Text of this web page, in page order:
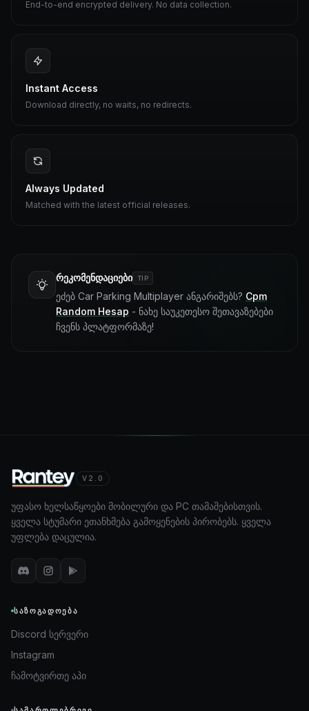
End-to-end encrypted delivery. No data collection.
Instant Access
Download directly, no waits, no redirects.
Always Updated
Matched with the latest official releases.
რეკომენდაციები TIP
ეძებ Car Parking Multiplayer ანგარიშებს? Cpm
Random Hesap - ნახე საუკეთესო შეთავაზებები
ჩვენს პლატფორმაზე!
V2.0
უფასო ხელსაწყოები მობილური და PC თამაშებისთვის.
ყველა სტუმარი ეთანხმება გამოყენების პირობებს. ყველა
უფლება დაცულია.
ᲡᲐᲖᲝᲒᲐᲓᲝᲔᲑᲐ
Discord სერვერი
Instagram
ჩამოტვირთე აპი